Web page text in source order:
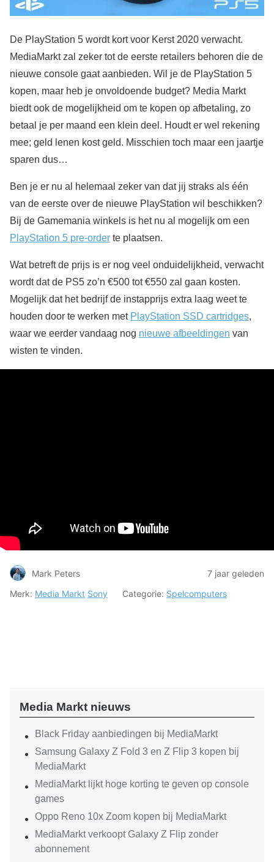
De PlayStation 5 wordt kort voor Kerst 2020 verwacht.
MediaMarkt zal zeker tot de eerste retailers behoren die de
nieuwe console gaat aanbieden. Wil je de PlayStation 5
kopen, maar heb je onvoldoende budget? Media Markt
biedt ook de mogelijkheid om te kopen op afbetaling, zo
betaal je per maand een klein deel. Houdt er wel rekening
mee; geld lenen kost geld. Misschien toch maar een jaartje
sparen dus…
Ben je er nu al helemaal zeker van dat jij straks als één
van de eerste over de nieuwe PlayStation wil beschikken?
Bij de Gamemania winkels is het nu al mogelijk om een
PlayStation 5 pre-order te plaatsen.
Wat betreft de prijs is er nog veel onduidelijkheid, verwacht
wordt dat de PS5 zo’n €500 tot €550 zal gaan kosten.
Mogelijk dat het bedrijf de instapprijs extra laag weet te
houden door te werken met PlayStation SSD cartridges,
waar we eerder vandaag nog nieuwe afbeeldingen van
wisten te vinden.
Mark Peters
7 jaar geleden
Merk: Media Markt Sony Categorie: Spelcomputers
Media Markt nieuws
Black Friday aanbiedingen bij MediaMarkt
Samsung Galaxy Z Fold 3 en Z Flip 3 kopen bij
MediaMarkt
MediaMarkt lijkt hoge korting te geven op console
games
Oppo Reno 10x Zoom kopen bij MediaMarkt
MediaMarkt verkoopt Galaxy Z Flip zonder
abonnement